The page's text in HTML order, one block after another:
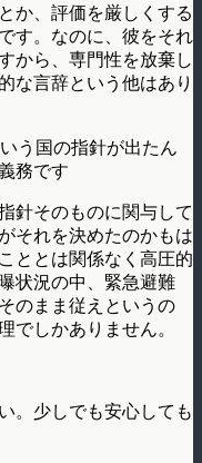
か、評価を厳しくする
す。なのに、彼をそれ
から、専門性を放棄し
な言辞という他はあり
う国の指針が出たん
務です
針そのものに関与して
それを決めたのかもは
ととは関係なく高圧的
状況の中、緊急避難
のまま従えというの
でしかありません。
。少しでも安心しても